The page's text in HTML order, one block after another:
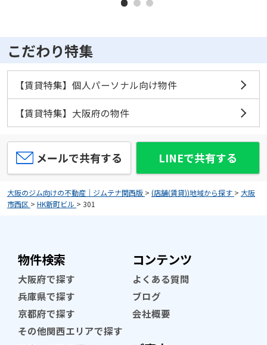
こだわり特集
【賃貸特集】個人パーソナル向け物件
【賃貸特集】大阪府の物件
メールで共有する LINEで共有する
大阪のジム向けの不動産｜ジムテナ関西版 > (店舗(賃貸))地域から探す > 大阪
市西区 > HK新町ビル > 301
物件検索
大阪府で探す
兵庫県で探す
京都府で探す
その他関西エリアで探す
コンテンツ
よくある質問
ブログ
会社概要